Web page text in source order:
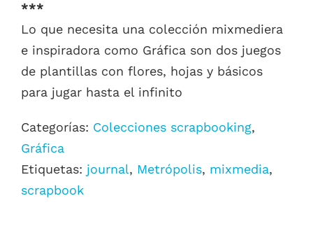
***
Lo que necesita una colección mixmediera
e inspiradora como Gráfica son dos juegos
de plantillas con flores, hojas y básicos
para jugar hasta el infinito
Categorías: Colecciones scrapbooking,
Gráfica
Etiquetas: journal, Metrópolis, mixmedia,
scrapbook